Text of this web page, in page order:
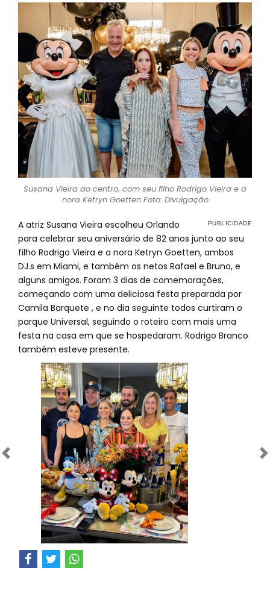
Susana Vieira ao centro, com seu filho Rodrigo Vieira e a
nora Ketryn Goetten Foto: Divulgação
A atriz Susana Vieira escolheu Orlando
para celebrar seu aniversário de 82 anos junto ao seu
filho Rodrigo Vieira e a nora Ketryn Goetten, ambos
DJ.s em Miami, e também os netos Rafael e Bruno, e
alguns amigos. Foram 3 dias de comemorações,
começando com uma deliciosa festa preparada por
Camila Barquete , e no dia seguinte todos curtiram o
parque Universal, seguindo o roteiro com mais uma
festa na casa em que se hospedaram. Rodrigo Branco
também esteve presente.
Anterior Próximo